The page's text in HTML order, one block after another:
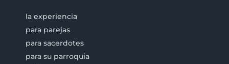
la experiencia
para parejas
para sacerdotes
para su parroquia